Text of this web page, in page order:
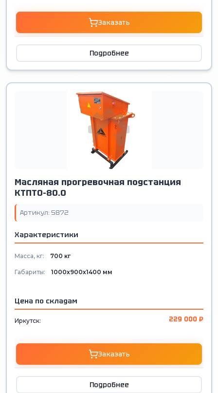
Заказать
Подробнее
Масляная прогревочная подстанция
КТПТО-80.0
Артикул: 5872
Характеристики
Масса, кг: 700 кг
Габариты: 1000х900х1400 мм
Цена по складам
Иркутск: 229 000 ₽
Заказать
Подробнее